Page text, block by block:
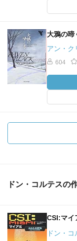
大鴉の啼
アン・ク
604
ドン・コルテスの
CSI:マイ
ドン・